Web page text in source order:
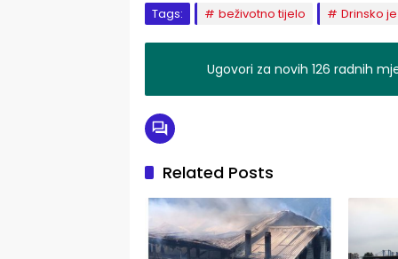
Tags: beživotno tijelo Drinsko
Ugovori za novih 126 radnih
Related Posts